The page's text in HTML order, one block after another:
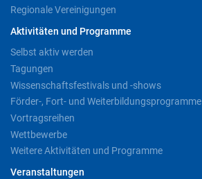
Regionale Vereinigungen
Aktivitäten und Programme
Selbst aktiv werden
Tagungen
Wissenschaftsfestivals und -shows
Förder-, Fort- und Weiterbildungsprogramme
Vortragsreihen
Wettbewerbe
Weitere Aktivitäten und Programme
Veranstaltungen